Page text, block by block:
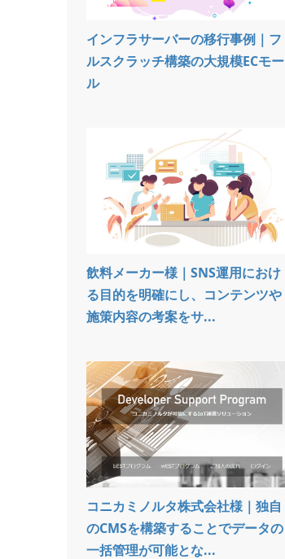
インフラサーバーの移行事例｜フ
ルスクラッチ構築の大規模ECモー
ル
飲料メーカー様｜SNS運用におけ
る目的を明確にし、コンテンツや
施策内容の考案をサ...
コニカミノルタ株式会社様｜独自
のCMSを構築することでデータの
一括管理が可能とな...